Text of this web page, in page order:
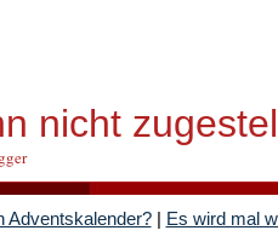
nicht
Adventskalender? | Es wird mal